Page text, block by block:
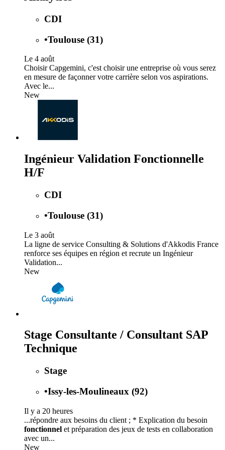
CDI
•Toulouse (31)
Le 4 août
Choisir Capgemini, c'est choisir une entreprise où vous serez
en mesure de façonner votre carrière selon vos aspirations.
Avec le...
New
Ingénieur Validation Fonctionnelle
H/F
CDI
•Toulouse (31)
Le 3 août
La ligne de service Consulting & Solutions d'Akkodis France
renforce ses équipes en région et recrute un Ingénieur
Validation...
New
Stage Consultante / Consultant SAP
Technique
Stage
•Issy-les-Moulineaux (92)
Il y a 20 heures
...répondre aux besoins du client ; * Explication du besoin
fonctionnel et préparation des jeux de tests en collaboration
avec un...
New